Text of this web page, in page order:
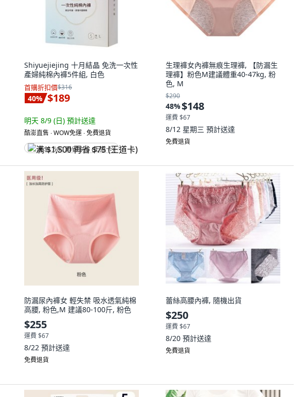
Shiyuejiejing 十月結晶 免洗一次性
產婦純棉內褲5件組, 白色
首購折扣價$316
40% $189
明天 8/9 (日) 預計送達
酷澎直售 ∙ WOW免運 ∙ 免費退貨
满 $1,500 再省 $75 (王道卡)
生理褲女內褲無痕生理褲, 【防漏生
理褲】粉色M建議體重40-47kg, 粉
色, M
$290
48%$148
運費 $67
8/12 星期三 預計送達
免費退貨
防漏尿內褲女 輕失禁 吸水透氣純棉
高腰, 粉色,M 建議80-100斤, 粉色
$255
運費 $67
8/22 預計送達
免費退貨
蕾絲高腰內褲, 隨機出貨
$250
運費 $67
8/20 預計送達
免費退貨